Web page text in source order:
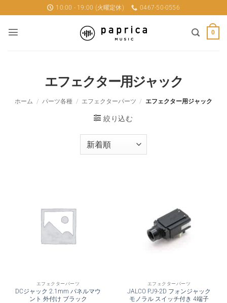
to
content
10:00 - 19:00 (火曜定休) 0467-50-0556
0
エフェクター用ジャック
ホーム / パーツ各種 / エフェクターパーツ / エフェクター用ジャック
絞り込む
エフェクターパーツ
DCジャック 2.1mm パネルマウ
ント 外付け ブラック
エフェクターパーツ
JALCO PJ9-2D フォンジャック
モノラル スイッチ付き 4端子